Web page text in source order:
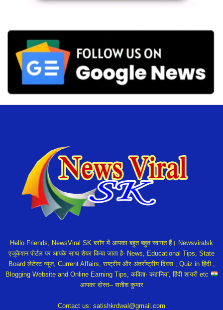
Hello Friends, NewsViral SK ब्लॉग में आपका बहुत बहुत स्वागत हैं। Newsviralsk
एजुकेशन पोर्टल पर आपके साथ शेयर किया जाता है- News, Educational Tips, State
Board लेटेस्ट न्यूज, Current Affairs, राष्ट्रीय और अंतर्राष्ट्रीय दिवस , Quiz in हिंदी ,
Blogging Website and Online Earning Tips, कविता- कहानियां, हिंदी शायरी etc
आपका दोस्त-- सतीश कुमार
Contact us: satishkrdwal@gmail.com